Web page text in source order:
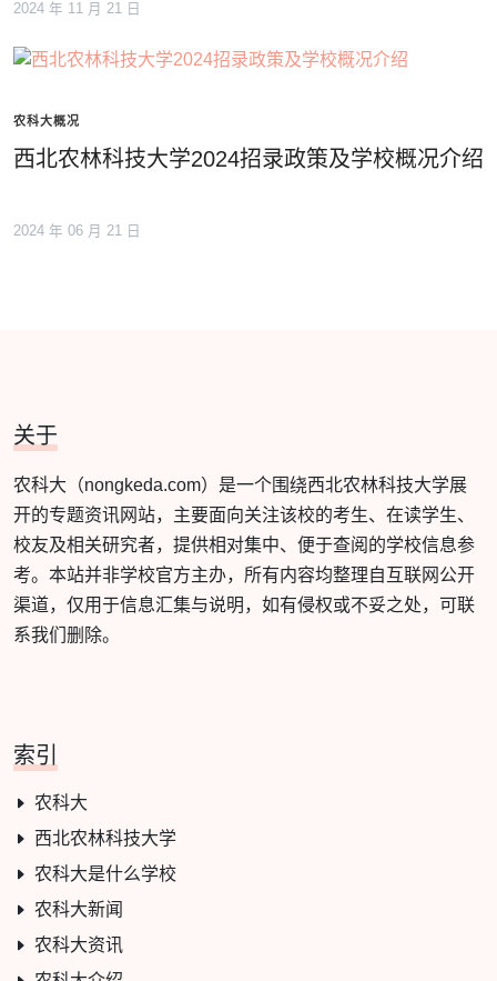
2024 年 11 月 21 日
农科大概况
西北农林科技大学2024招录政策及学校概况介绍
2024 年 06 月 21 日
关于
农科大（nongkeda.com）是一个围绕西北农林科技大学展
开的专题资讯网站，主要面向关注该校的考生、在读学生、
校友及相关研究者，提供相对集中、便于查阅的学校信息参
考。本站并非学校官方主办，所有内容均整理自互联网公开
渠道，仅用于信息汇集与说明，如有侵权或不妥之处，可联
系我们删除。
索引
农科大
西北农林科技大学
农科大是什么学校
农科大新闻
农科大资讯